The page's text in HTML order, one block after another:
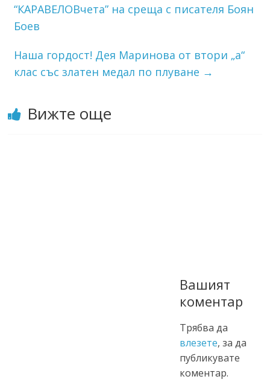
“КАРАВЕЛОВчета” на среща с писателя Боян
Боев
Наша гордост! Дея Маринова от втори „а“
клас със златен медал по плуване →
Вижте още
Вашият
коментар
Трябва да
влезете, за да
публикувате
коментар.